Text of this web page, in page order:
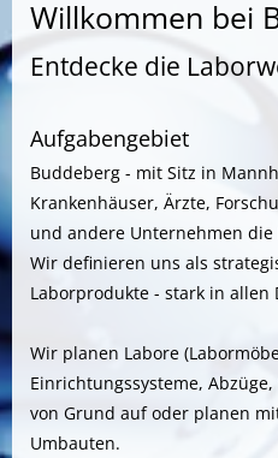
Willkommen bei
Entdecke die
Aufgabengebiet
Buddeberg - mit Sitz in
Krankenhäuser, Ärzte,
und andere Unternehmen
Wir definieren uns als
Laborprodukte - stark in allen
Wir planen Labore
Einrichtungssysteme,
von Grund auf oder planen
Umbauten.